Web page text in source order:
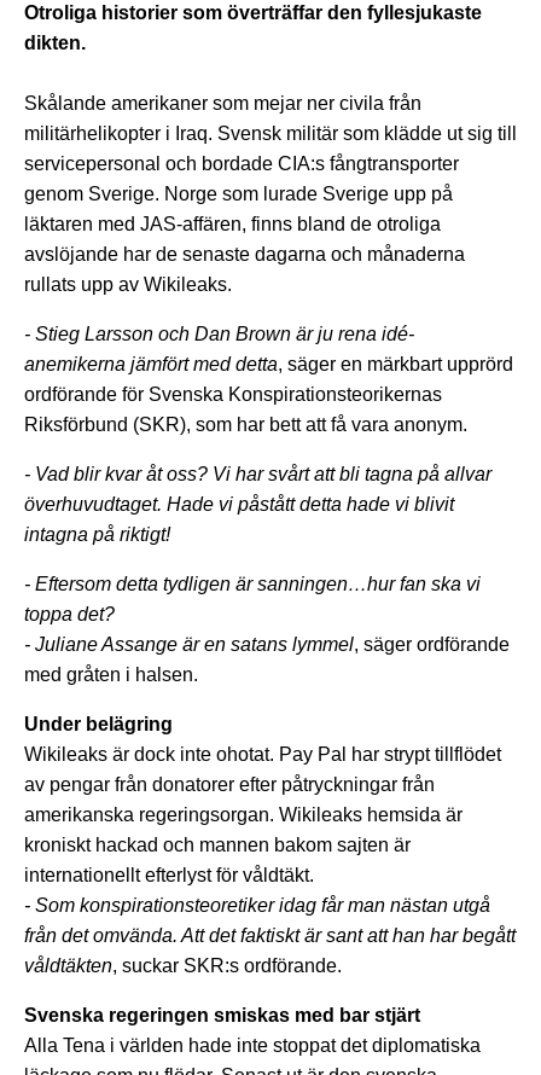
Otroliga historier som överträffar den fyllesjukaste
dikten.
Skålande amerikaner som mejar ner civila från
militärhelikopter i Iraq. Svensk militär som klädde ut sig till
servicepersonal och bordade CIA:s fångtransporter
genom Sverige. Norge som lurade Sverige upp på
läktaren med JAS-affären, finns bland de otroliga
avslöjande har de senaste dagarna och månaderna
rullats upp av Wikileaks.
- Stieg Larsson och Dan Brown är ju rena idé-
anemikerna jämfört med detta, säger en märkbart upprörd
ordförande för Svenska Konspirationsteorikernas
Riksförbund (SKR), som har bett att få vara anonym.
- Vad blir kvar åt oss? Vi har svårt att bli tagna på allvar
överhuvudtaget. Hade vi påstått detta hade vi blivit
intagna på riktigt!
- Eftersom detta tydligen är sanningen…hur fan ska vi
toppa det?
- Juliane Assange är en satans lymmel, säger ordförande
med gråten i halsen.
Under belägring
Wikileaks är dock inte ohotat. Pay Pal har strypt tillflödet
av pengar från donatorer efter påtryckningar från
amerikanska regeringsorgan. Wikileaks hemsida är
kroniskt hackad och mannen bakom sajten är
internationellt efterlyst för våldtäkt.
- Som konspirationsteoretiker idag får man nästan utgå
från det omvända. Att det faktiskt är sant att han har begått
våldtäkten, suckar SKR:s ordförande.
Svenska regeringen smiskas med bar stjärt
Alla Tena i världen hade inte stoppat det diplomatiska